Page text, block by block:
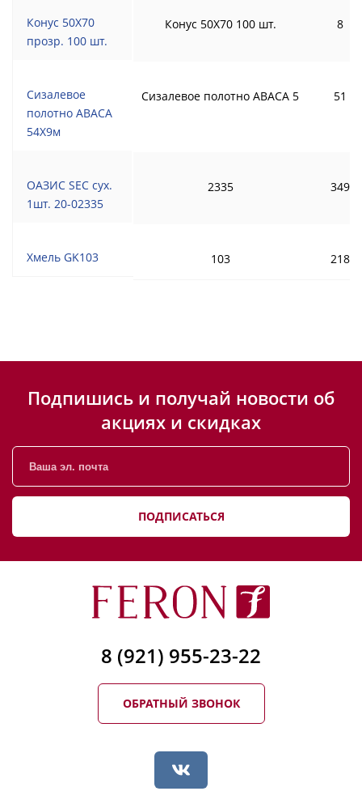
Конус 50Х70
прозр. 100 шт.
Сизалевое
полотно ABACA
54Х9м
ОАЗИС SEC сух.
1шт. 20-02335
Хмель GK103
Конус 50Х70 100 шт. 8
Сизалевое полотно ABACA 5 51
2335 349
103 218
Подпишись и получай новости об
акциях и скидках
ПОДПИСАТЬСЯ
8 (921) 955-23-22
ОБРАТНЫЙ ЗВОНОК